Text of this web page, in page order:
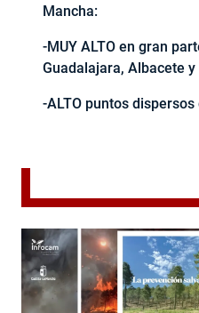
Mancha:
-MUY ALTO en gran
Guadalajara, Albacete y
-ALTO puntos